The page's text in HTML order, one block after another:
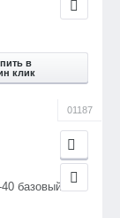
в
клик
01187
базовый